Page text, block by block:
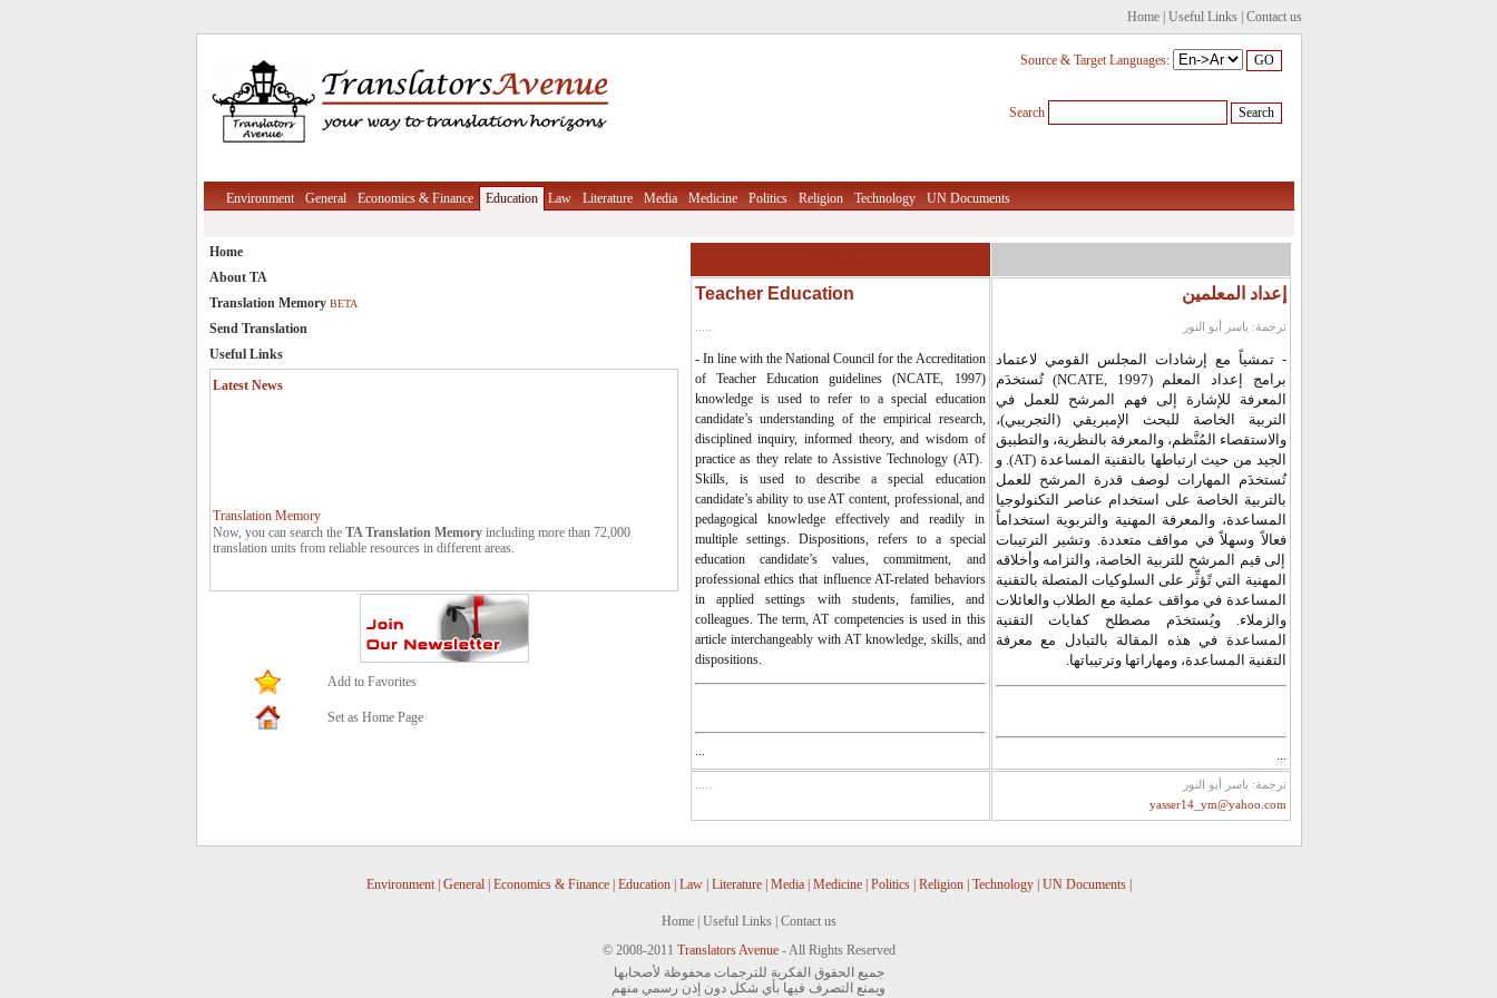
Home| Useful Links| Contact us
Source & Target Languages:
Search
Environment General Economics & Finance Education Law Literature Media Medicine Politics Religion Technology UN Documents
Home
About TA
Translation Memory BETA
Send Translation
Useful Links
Latest News
Translation Memory
Now, you can search the TA Translation Memory including more than 72,000
translation units from reliable resources in different areas.
You can publish your translations at Translators Avenue. Please feel free to send them
Add to Favorites
Set as Home Page
Teacher Education
- In line with the National Council for the Accreditation
of Teacher Education guidelines (NCATE, 1997)
knowledge is used to refer to a special education
candidate’s understanding of the empirical research,
disciplined inquiry, informed theory, and wisdom of
practice as they relate to Assistive Technology (AT).
Skills, is used to describe a special education
candidate’s ability to use AT content, professional, and
pedagogical knowledge effectively and readily in
multiple settings. Dispositions, refers to a special
education candidate’s values, commitment, and
professional ethics that influence AT-related behaviors
in applied settings with students, families, and
colleagues. The term, AT competencies is used in this
article interchangeably with AT knowledge, skills, and
dispositions.
إعداد المعلمين
ترجمة: ياسر أبو النور
- تمشياً مع إرشادات المجلس القومي لاعتماد
برامج إعداد المعلم (NCATE, 1997) تُستخدَم
المعرفة للإشارة إلى فهم المرشح للعمل في
التربية الخاصة للبحث الإمبريقي (التجريبي)،
والاستقصاء المُنَّظم، والمعرفة بالنظرية، والتطبيق
الجيد من حيث ارتباطها بالتقنية المساعدة (AT). و
تُستخدَم المهارات لوصف قدرة المرشح للعمل
بالتربية الخاصة على استخدام عناصر التكنولوجيا
المساعدة، والمعرفة المهنية والتربوية استخداماً
فعالاً وسهلاً في مواقف متعددة. وتشير الترتيبات
إلى قيم المرشح للتربية الخاصة، والتزامه وأخلاقه
المهنية التي تًؤثِّر على السلوكيات المتصلة بالتقنية
المساعدة في مواقف عملية مع الطلاب والعائلات
والزملاء. ويُستخدَم مصطلح كفايات التقنية
المساعدة في هذه المقالة بالتبادل مع معرفة
التقنية المساعدة، ومهاراتها وترتيباتها.
...
ترجمة: ياسر أبو النور
yasser14_ym@yahoo.com
Environment| General| Economics & Finance| Education| Law| Literature| Media| Medicine| Politics| Religion| Technology| UN Documents|
Home| Useful Links| Contact us
© 2008-2011 Translators Avenue- All Rights Reserved
جميع الحقوق الفكرية للترجمات محفوظة لأصحابها
ويمنع التصرف فيها بأي شكل دون إذن رسمي منهم